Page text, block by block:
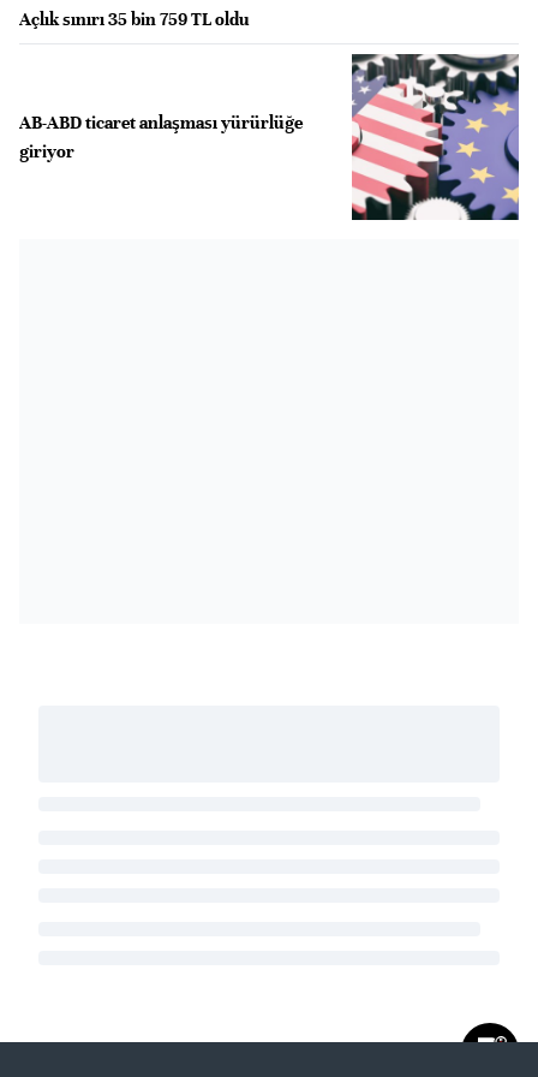
Açlık sınırı 35 bin 759 TL oldu
AB-ABD ticaret anlaşması yürürlüğe
giriyor